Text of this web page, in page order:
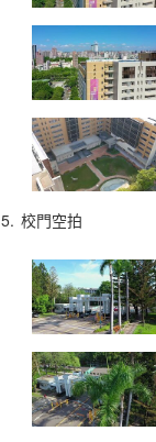
5. 校門空拍